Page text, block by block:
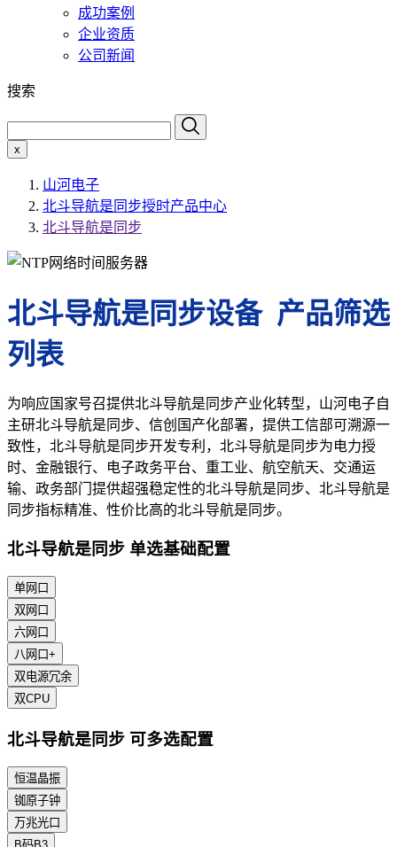
成功案例
企业资质
公司新闻
搜索
x
山河电子
北斗导航是同步授时产品中心
北斗导航是同步
北斗导航是同步设备 产品筛选
列表
为响应国家号召提供北斗导航是同步产业化转型，山河电子自
主研北斗导航是同步、信创国产化部署，提供工信部可溯源一
致性，北斗导航是同步开发专利，北斗导航是同步为电力授
时、金融银行、电子政务平台、重工业、航空航天、交通运
输、政务部门提供超强稳定性的北斗导航是同步、北斗导航是
同步指标精准、性价比高的北斗导航是同步。
北斗导航是同步 单选基础配置
单网口
双网口
六网口
八网口+
双电源冗余
双CPU
北斗导航是同步 可多选配置
恒温晶振
铷原子钟
万兆光口
B码B3